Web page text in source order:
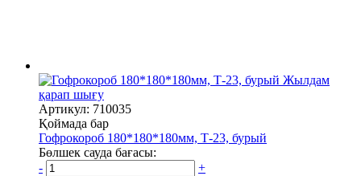
Жылдам
қарап шығу
Артикул: 710035
Қоймада бар
Гофрокороб 180*180*180мм, Т-23, бурый
Бөлшек сауда бағасы:
-
+